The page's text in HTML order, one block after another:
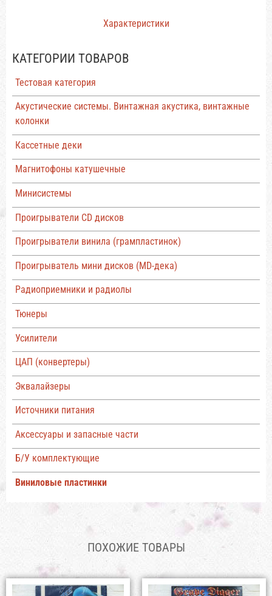
КАТЕГОРИИ ТОВАРОВ
Тестовая категория
Акустические системы. Винтажная акустика, винтажные
колонки
Кассетные деки
Магнитофоны катушечные
Минисистемы
Проигрыватели CD дисков
Проигрыватели винила (грампластинок)
Проигрыватель мини дисков (MD-дека)
Радиоприемники и радиолы
Тюнеры
Усилители
ЦАП (конвертеры)
Эквалайзеры
Источники питания
Аксессуары и запасные части
Б/У комплектующие
Виниловые пластинки
Характеристики
ПОХОЖИЕ ТОВАРЫ